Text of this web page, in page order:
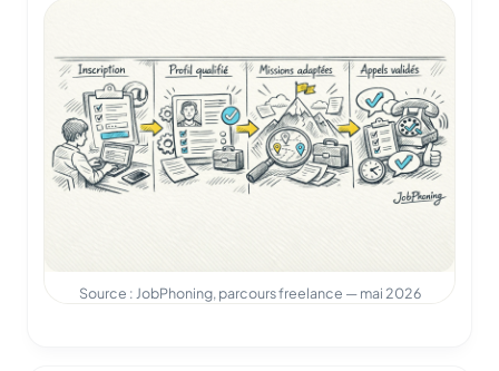
Source : JobPhoning, parcours freelance — mai 2026